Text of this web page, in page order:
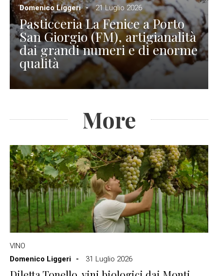
Domenico Liggeri
21 Luglio 2026
Pasticceria La Fenice a Porto
San Giorgio (FM), artigianalità
dai grandi numeri e di enorme
qualità
More
VINO
Domenico Liggeri
31 Luglio 2026